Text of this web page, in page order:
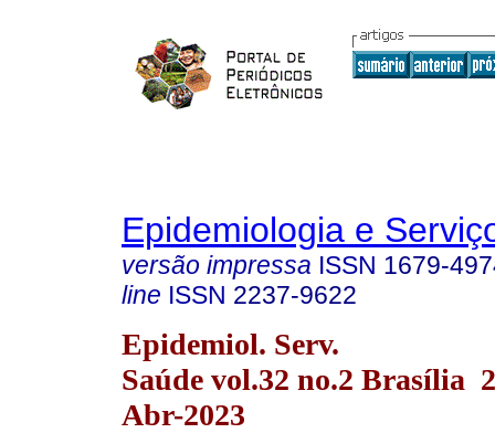
Epidemiologia e
versão impressa ISSN 1679-
line ISSN 2237-9622
Epidemiol. Serv.
Saúde vol.32 no.2 Brasília
Abr-2023